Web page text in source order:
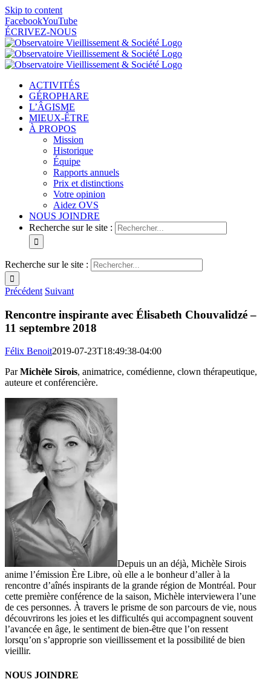
Skip to content
FacebookYouTube
ÉCRIVEZ-NOUS
ACTIVITÉS
GÉROPHARE
L’ÂGISME
MIEUX-ÊTRE
À PROPOS
Mission
Historique
Équipe
Rapports annuels
Prix et distinctions
Votre opinion
Aidez OVS
NOUS JOINDRE
Recherche sur le site :
Recherche sur le site :
Précédent Suivant
Rencontre inspirante avec Élisabeth Chouvalidzé –
11 septembre 2018
Félix Benoit2019-07-23T18:49:38-04:00
ParMichèle Sirois, animatrice, comédienne, clown thérapeutique,
auteure et conférencière.
Depuis un an déjà, Michèle Sirois
anime l’émission Ère Libre, où elle a le bonheur d’aller à la
rencontre d’aînés inspirants de la grande région de Montréal. Pour
cette première conférence de la saison, Michèle interviewera l’une
de ces personnes. À travers le prisme de son parcours de vie, nous
découvrirons les joies et les difficultés qui accompagnent souvent
l’avancée en âge, le sentiment de bien-être que l’on ressent
lorsqu’on s’approprie son vieillissement et la possibilité de bien
vieillir.
NOUS JOINDRE